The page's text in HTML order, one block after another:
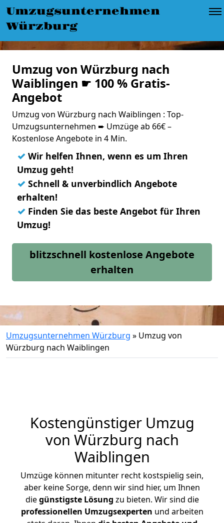
Umzugsunternehmen
Würzburg
Umzug von Würzburg nach
Waiblingen ☛ 100 % Gratis-
Angebot
Umzug von Würzburg nach Waiblingen : Top-
Umzugsunternehmen ➨ Umzüge ab 66€ –
Kostenlose Angebote in 4 Min.
✓ Wir helfen Ihnen, wenn es um Ihren
Umzug geht!
✓ Schnell & unverbindlich Angebote
erhalten!
✓ Finden Sie das beste Angebot für Ihren
Umzug!
blitzschnell kostenlose Angebote
erhalten
Umzugsunternehmen Würzburg » Umzug von
Würzburg nach Waiblingen
Kostengünstiger Umzug
von Würzburg nach
Waiblingen
Umzüge können mitunter recht kostspielig sein,
aber keine Sorge, denn wir sind hier, um Ihnen
diegünstigste Lösung zu bieten. Wir sind die
professionellen Umzugsexperten und arbeiten